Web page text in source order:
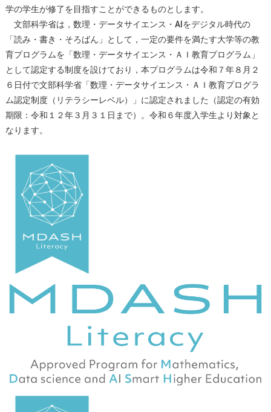
学の学生が修了を目指すことができるものとします。
文部科学省は，数理・データサイエンス・AIをデジタル時代の
「読み・書き・そろばん」として，一定の要件を満たす大学等の教
育プログラムを「数理・データサイエンス・ＡＩ教育プログラム」
として認定する制度を設けており，本プログラムは令和７年８月２
６日付で文部科学省「数理・データサイエンス・ＡＩ教育プログラ
ム認定制度（リテラシーレベル）」に認定されました（認定の有効
期限：令和１２年３月３１日まで）。令和６年度入学生より対象と
なります。